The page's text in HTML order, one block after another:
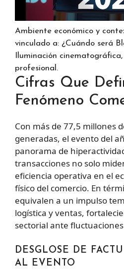
Ambiente económico y
vinculado a: ¿Cuándo será
Iluminación
profesional.
Cifras Que
Fenómeno
Con más de 77,5 millones
generadas, el evento del
panorama de
transacciones no solo
eficiencia operativa en el
físico del comercio. En
equivalen a un impulso
logística y ventas,
sectorial ante
DESGLOSE DE
AL EVENTO